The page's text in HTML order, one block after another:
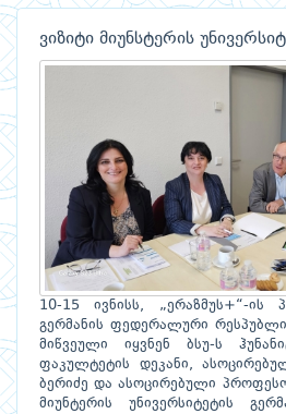
ვიზიტი მიუნსტერის
10-15 ივნისს, „ერაზმუს+“-ის
გერმანის ფედერალური
მიწვეული იყვნენ ბსუ-ს
ფაკულტეტის დეკანი,
ბერიძე და ასოცირებული
მიუნტერის უნივერსიტეტის